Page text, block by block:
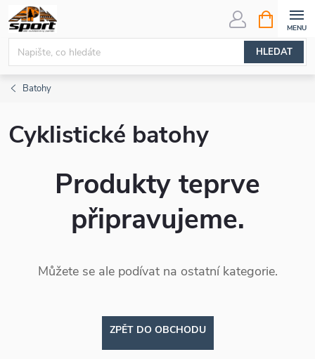
Přejít
na
obsah
HLEDAT
NÁKUPNÍ
KOŠÍK
Batohy
Cyklistické batohy
Produkty teprve
připravujeme.
Můžete se ale podívat na ostatní kategorie.
ZPĚT DO OBCHODU